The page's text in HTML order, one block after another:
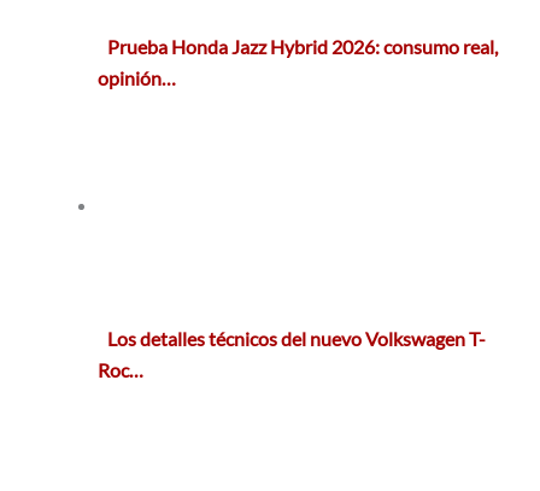
Prueba Honda Jazz Hybrid 2026: consumo real,
opinión…
Los detalles técnicos del nuevo Volkswagen T-
Roc…